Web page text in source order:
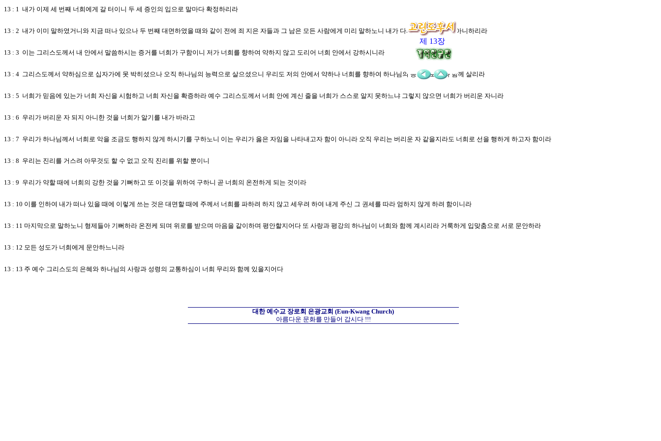
제 13장
13 : 1 내가 이제 세 번째 너희에게 갈 터이니 두 세 증인의 입으로 말마다 확정하리라
13 : 2 내가 이미 말하였거니와 지금 떠나 있으나 두 번째 대면하였을 때와 같이 전에 죄 지은 자들과 그 남은 모든 사람에게 미리 말하노니 내가 다시 가면 용서하지 아니하리라
13 : 3 이는 그리스도께서 내 안에서 말씀하시는 증거를 너희가 구함이니 저가 너희를 향하여 약하지 않고 도리어 너희 안에서 강하시니라
13 : 4 그리스도께서 약하심으로 십자가에 못 박히셨으나 오직 하나님의 능력으로 살으셨으니 우리도 저의 안에서 약하나 너희를 향하여 하나님의 능력으로 저와 함께 살리라
13 : 5 너희가 믿음에 있는가 너희 자신을 시험하고 너희 자신을 확증하라 예수 그리스도께서 너희 안에 계신 줄을 너희가 스스로 알지 못하느냐 그렇지 않으면 너희가 버리운 자니라
13 : 6 우리가 버리운 자 되지 아니한 것을 너희가 알기를 내가 바라고
13 : 7 우리가 하나님께서 너희로 악을 조금도 행하지 않게 하시기를 구하노니 이는 우리가 옳은 자임을 나타내고자 함이 아니라 오직 우리는 버리운 자 같을지라도 너희로 선을 행하게 하고자 함이라
13 : 8 우리는 진리를 거스려 아무것도 할 수 없고 오직 진리를 위할 뿐이니
13 : 9 우리가 약할 때에 너희의 강한 것을 기뻐하고 또 이것을 위하여 구하니 곧 너희의 온전하게 되는 것이라
13 : 10 이를 인하여 내가 떠나 있을 때에 이렇게 쓰는 것은 대면할 때에 주께서 너희를 파하려 하지 않고 세우려 하여 내게 주신 그 권세를 따라 엄하지 않게 하려 함이니라
13 : 11 마지막으로 말하노니 형제들아 기뻐하라 온전케 되며 위로를 받으며 마음을 같이하며 평안할지어다 또 사랑과 평강의 하나님이 너희와 함께 계시리라 거룩하게 입맞춤으로 서로 문안하라
13 : 12 모든 성도가 너희에게 문안하느니라
13 : 13 주 예수 그리스도의 은혜와 하나님의 사랑과 성령의 교통하심이 너희 무리와 함께 있을지어다
대한 예수교 장로회 은광교회 (Eun-Kwang Church)
아름다운 문화를 만들어 갑시다 !!!